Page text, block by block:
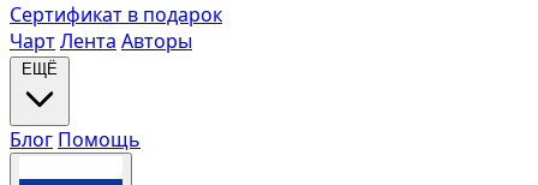
Сертификат в подарок
ЧартЛента Авторы
ЕЩЁ
Блог Помощь